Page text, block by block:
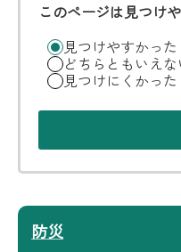
このページは見つけ
見つけやすかった
どちらともいえな
見つけにくかった
防災